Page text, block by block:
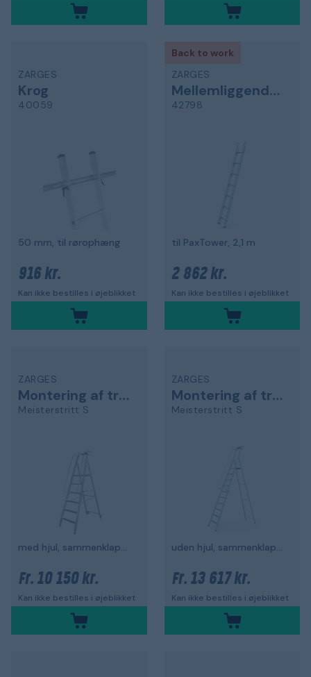
ZARGES
Krog
40059
50 mm, til rørophæng
916 kr.
Kan ikke bestilles i øjeblikket
Back to work
ZARGES
Mellemliggende stige
42798
til PaxTower, 2,1 m
2 862 kr.
Kan ikke bestilles i øjeblikket
ZARGES
Montering af trappestige
Meisterstritt S
med hjul, sammenklappelig
Fr. 10 150 kr.
Kan ikke bestilles i øjeblikket
ZARGES
Montering af trappestige
Meisterstritt S
uden hjul, sammenklappelig
Fr. 13 617 kr.
Kan ikke bestilles i øjeblikket